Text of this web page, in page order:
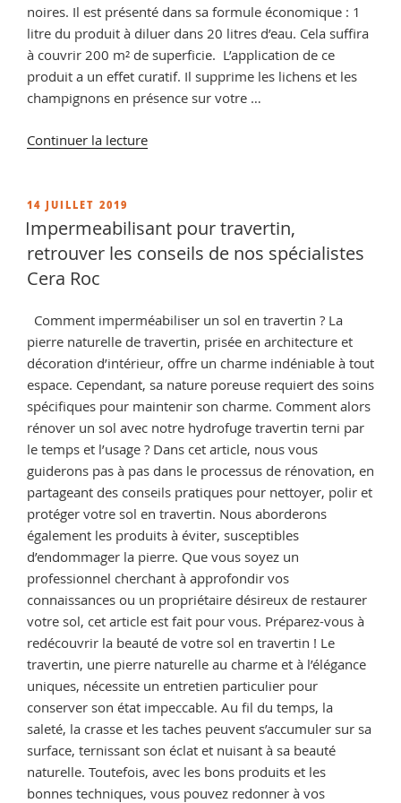
noires. Il est présenté dans sa formule économique : 1
litre du produit à diluer dans 20 litres d’eau. Cela suffira
à couvrir 200 m² de superficie. L’application de ce
produit a un effet curatif. Il supprime les lichens et les
champignons en présence sur votre …
Continuer la lecturede
terre
cuite
conseils »
PUBLIÉ
LE
14 JUILLET 2019
Impermeabilisant pour travertin,
retrouver les conseils de nos spécialistes
Cera Roc
Comment imperméabiliser un sol en travertin ? La
pierre naturelle de travertin, prisée en architecture et
décoration d’intérieur, offre un charme indéniable à tout
espace. Cependant, sa nature poreuse requiert des soins
spécifiques pour maintenir son charme. Comment alors
rénover un sol avec notre hydrofuge travertin terni par
le temps et l’usage ? Dans cet article, nous vous
guiderons pas à pas dans le processus de rénovation, en
partageant des conseils pratiques pour nettoyer, polir et
protéger votre sol en travertin. Nous aborderons
également les produits à éviter, susceptibles
d’endommager la pierre. Que vous soyez un
professionnel cherchant à approfondir vos
connaissances ou un propriétaire désireux de restaurer
votre sol, cet article est fait pour vous. Préparez-vous à
redécouvrir la beauté de votre sol en travertin ! Le
travertin, une pierre naturelle au charme et à l’élégance
uniques, nécessite un entretien particulier pour
conserver son état impeccable. Au fil du temps, la
saleté, la crasse et les taches peuvent s’accumuler sur sa
surface, ternissant son éclat et nuisant à sa beauté
naturelle. Toutefois, avec les bons produits et les
bonnes techniques, vous pouvez redonner à vos